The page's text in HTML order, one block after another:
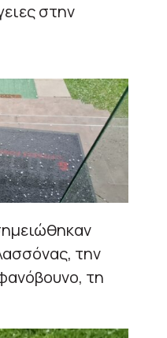
στην
την
τη